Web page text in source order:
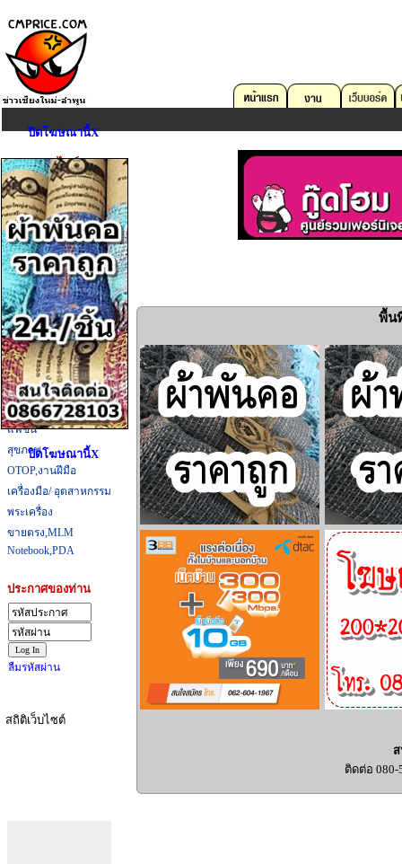
ตลาดออนไลน์
คอมพิวเตอร์
บริการด้าน IT«
อสังหาริมทรัพย์
ยานพาหนะ
งาน
อุปกรณ์สื่อสาร
กล้องถ่ายรูป
Game,Entertain
ดนตรี,กีฬา,สัตว์เลี้ยง
การศึกษา,หนังสือ
เครื่องมือเครื่องใช้
ที่กิน,ที่เที่ยว
แฟชั่น
สุขภาพ
OTOP,งานฝีมือ
เครื่องมือ/ อุตสาหกรรม
พระเครื่อง
ขายตรง,MLM
Notebook,PDA
ประกาศของท่าน
ลืมรหัสผ่าน
สถิติเว็บไซต์
พื้น
ติดต่อ 080-
ปิดโฆษณานี้X
ปิดโฆษณานี้X